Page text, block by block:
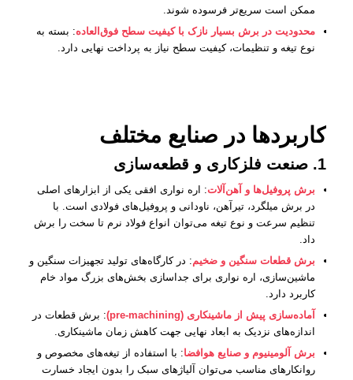
ممکن است سریع‌تر فرسوده شوند.
محدودیت در برش بسیار نازک با کیفیت سطح فوق‌العاده: بسته به
نوع تیغه و تنظیمات، کیفیت سطح نیاز به پرداخت نهایی دارد.
کاربردها در صنایع مختلف
1. صنعت فلزکاری و قطعه‌سازی
برش پروفیل‌ها و آهن‌آلات: اره نواری افقی یکی از ابزارهای اصلی
در برش میلگرد، تیرآهن، ناودانی و پروفیل‌های فولادی است. با
تنظیم سرعت و نوع تیغه می‌توان انواع فولاد نرم تا سخت را برش
داد.
برش قطعات سنگین و ضخیم: در کارگاه‌های تولید تجهیزات سنگین و
ماشین‌سازی، اره نواری برای جداسازی بخش‌های بزرگ مواد خام
کاربرد دارد.
آماده‌سازی پیش از ماشینکاری (pre-machining)
: برش قطعات در
اندازه‌های نزدیک به ابعاد نهایی جهت کاهش زمان ماشینکاری.
برش آلومینیوم و صنایع هوافضا: با استفاده از تیغه‌های مخصوص و
روانکارهای مناسب می‌توان آلیاژهای سبک را بدون ایجاد خسارت